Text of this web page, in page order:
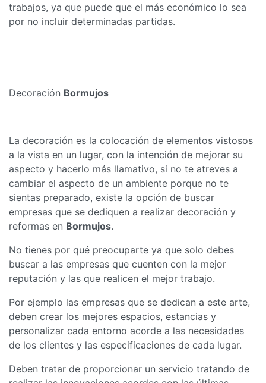
trabajos, ya que puede que el más económico lo sea
por no incluir determinadas partidas.
Decoración Bormujos
La decoración es la colocación de elementos vistosos
a la vista en un lugar, con la intención de mejorar su
aspecto y hacerlo más llamativo, si no te atreves a
cambiar el aspecto de un ambiente porque no te
sientas preparado, existe la opción de buscar
empresas que se dediquen a realizar decoración y
reformas en Bormujos.
No tienes por qué preocuparte ya que solo debes
buscar a las empresas que cuenten con la mejor
reputación y las que realicen el mejor trabajo.
Por ejemplo las empresas que se dedican a este arte,
deben crear los mejores espacios, estancias y
personalizar cada entorno acorde a las necesidades
de los clientes y las especificaciones de cada lugar.
Deben tratar de proporcionar un servicio tratando de